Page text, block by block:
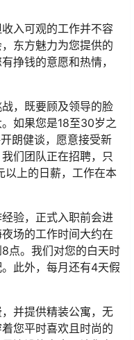
入可观的工作并不容
东方魅力为您提供的
挣钱的意愿和热情，
，既要顾及领导的脸
如果您是18至30岁之
朗健谈，愿意接受新
们团队正在招聘，只
以上的日薪，工作在本
验，正式入职前会进
场的工作时间大约在
点。我们对您的白天时
此外，每月还有4天假
并提供精装公寓，无
您平时喜欢且时尚的